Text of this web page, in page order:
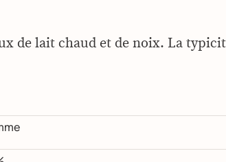
de lait chaud et de noix. La